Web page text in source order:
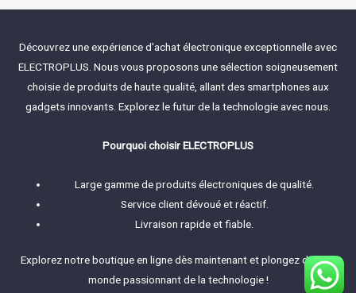
Découvrez une expérience d'achat électronique exceptionnelle avec
ELECTROPLUS. Nous vous proposons une sélection soigneusement
choisie de produits de haute qualité, allant des smartphones aux
gadgets innovants. Explorez le futur de la technologie avec nous.
Pourquoi choisir ELECTROPLUS
Large gamme de produits électroniques de qualité.
Service client dévoué et réactif.
Livraison rapide et fiable.
Explorez notre boutique en ligne dès maintenant et plongez dans le
monde passionnant de la technologie !